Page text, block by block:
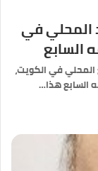
المحلي في
في الكويت،
السابع هذا…